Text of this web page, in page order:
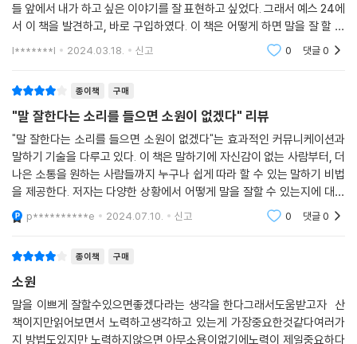
들 앞에서 내가 하고 싶은 이야기를 잘 표현하고 싶었다. 그래서 예스 24에
서 이 책을 발견하고, 바로 구입하였다. 이 책은 어떻게 하면 말을 잘 할 수
있게 되는지에 대한 노하우를 알려준다. 말을 잘하기 위해서는 발성법을
l*******l 2024.03.18. 신고 0 댓글0
종이책 구매
"말 잘한다는 소리를 들으면 소원이 없겠다" 리뷰
"말 잘한다는 소리를 들으면 소원이 없겠다"는 효과적인 커뮤니케이션과
말하기 기술을 다루고 있다. 이 책은 말하기에 자신감이 없는 사람부터, 더
나은 소통을 원하는 사람들까지 누구나 쉽게 따라 할 수 있는 말하기 비법
을 제공한다. 저자는 다양한 상황에서 어떻게 말을 잘할 수 있는지에 대한
구체적인 방법과 팁을 제시하고 있다.
p**********e 2024.07.10. 신고 0 댓글0
종이책 구매
소원
말을 이쁘게 잘할수있으면좋겠다라는 생각을 한다그래서도움받고자 산
책이지만읽어보면서 노력하고생각하고 있는게 가장중요한것같다여러가
지 방법도있지만 노력하지않으면 아무소용이없기에노력이 제일중요하다